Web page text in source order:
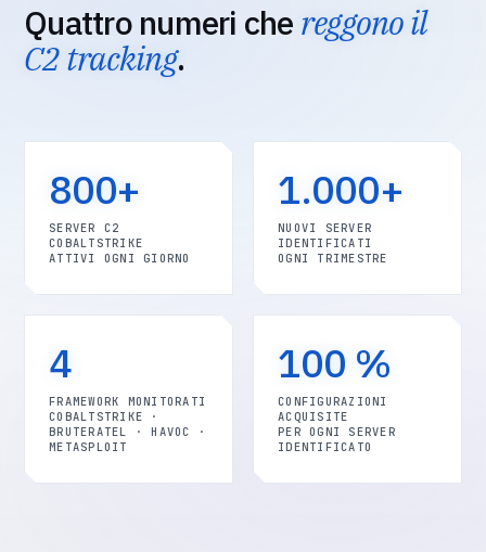
Quattro numeri che reggono il
C2 tracking.
800+
SERVER C2
COBALTSTRIKE
ATTIVI OGNI GIORNO
1.000+
NUOVI SERVER
IDENTIFICATI
OGNI TRIMESTRE
4
FRAMEWORK MONITORATI
COBALTSTRIKE ·
BRUTERATEL · HAVOC ·
METASPLOIT
100 %
CONFIGURAZIONI
ACQUISITE
PER OGNI SERVER
IDENTIFICATO